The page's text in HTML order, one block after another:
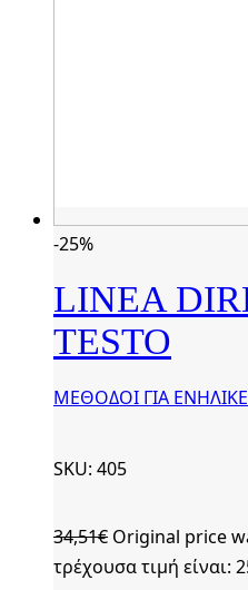
-25%
LINEA
TESTO
ΜΕΘΟΔΟΙ ΓΙΑ
SKU: 405
34,51€ Original price
τρέχουσα τιμή είναι: